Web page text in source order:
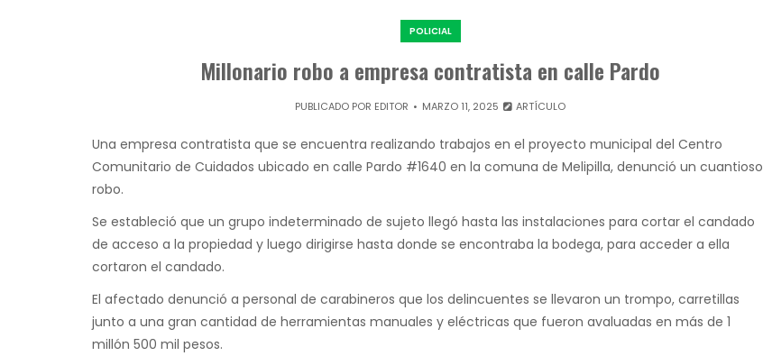
POLICIAL
Millonario robo a empresa contratista en calle Pardo
PUBLICADO POR EDITOR MARZO 11, 2025 ARTÍCULO
Una empresa contratista que se encuentra realizando trabajos en el proyecto municipal del Centro
Comunitario de Cuidados ubicado en calle Pardo #1640 en la comuna de Melipilla, denunció un cuantioso
robo.
Se estableció que un grupo indeterminado de sujeto llegó hasta las instalaciones para cortar el candado
de acceso a la propiedad y luego dirigirse hasta donde se encontraba la bodega, para acceder a ella
cortaron el candado.
El afectado denunció a personal de carabineros que los delincuentes se llevaron un trompo, carretillas
junto a una gran cantidad de herramientas manuales y eléctricas que fueron avaluadas en más de 1
millón 500 mil pesos.